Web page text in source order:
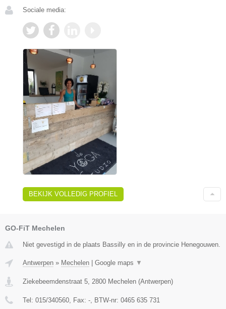
Sociale media:
BEKIJK VOLLEDIG PROFIEL
GO-FiT Mechelen
Niet gevestigd in de plaats Bassilly en in de provincie Henegouwen.
Antwerpen » Mechelen | Google maps ▼
Ziekebeemdenstraat 5 2800 Mechelen (Antwerpen)
Tel: 015/340560 , Fax: - , BTW-nr: 0465 635 731